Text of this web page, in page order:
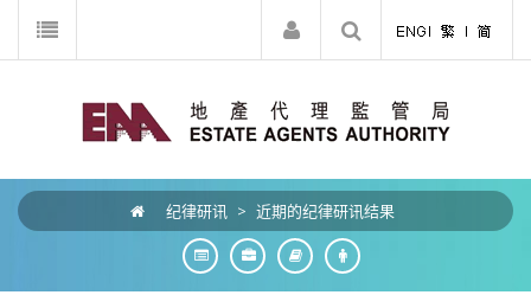
纪律研讯 > 近期的纪律研讯结果